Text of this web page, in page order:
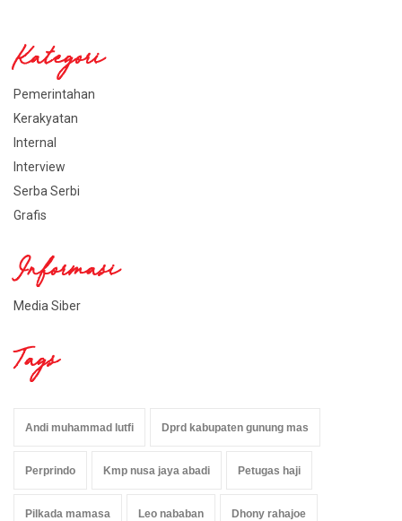
Kategori
Pemerintahan
Kerakyatan
Internal
Interview
Serba Serbi
Grafis
Informasi
Media Siber
Tags
Andi muhammad lutfi Dprd kabupaten gunung mas
Perprindo Kmp nusa jaya abadi Petugas haji
Pilkada mamasa Leo nababan Dhony rahajoe